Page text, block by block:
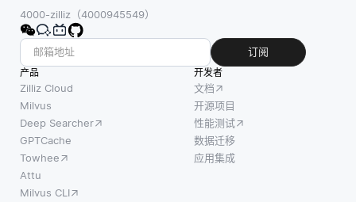
4000-zilliz（4000945549）
订阅
产品
Zilliz Cloud
Milvus
Deep Searcher
GPTCache
Towhee
Attu
Milvus CLI
开发者
文档
开源项目
性能测试
数据迁移
应用集成